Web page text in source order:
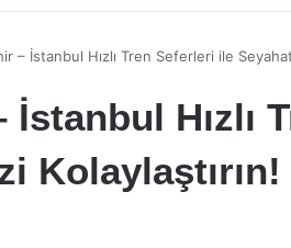
– İstanbul Hızlı Tren Seferleri ile
İstanbul Hızlı
Kolaylaştırın!